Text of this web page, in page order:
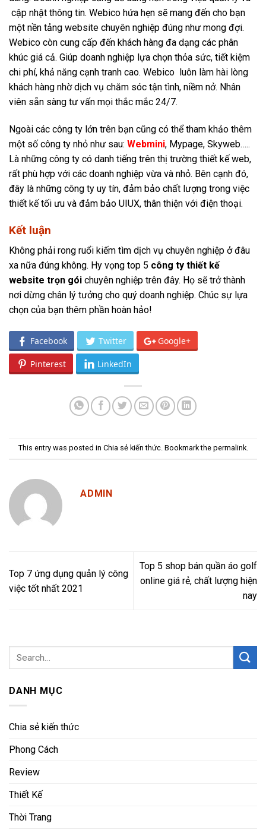
cập nhật thông tin. Webico hứa hẹn sẽ mang đến cho bạn
một nền tảng website chuyên nghiệp đúng như mong đợi.
Webico còn cung cấp đến khách hàng đa dạng các phân
khúc giá cả. Giúp doanh nghiệp lựa chọn thỏa sức, tiết kiệm
chi phí, khả năng cạnh tranh cao. Webico luôn làm hài lòng
khách hàng nhờ dịch vụ chăm sóc tận tình, niềm nở. Nhân
viên sẵn sàng tư vấn mọi thắc mắc 24/7.
Ngoài các công ty lớn trên bạn cũng có thể tham khảo thêm
một số công ty nhỏ như sau: Webmini, Mypage, Skyweb…..
Là những công ty có danh tiếng trên thị trường thiết kế web,
rất phù hợp với các doanh nghiệp vừa và nhỏ. Bên cạnh đó,
đây là những công ty uy tín, đảm bảo chất lượng trong việc
thiết kế tối ưu và đảm bảo UIUX, thân thiện với điện thoại.
Kết luận
Không phải rong ruổi kiếm tìm dịch vụ chuyên nghiệp ở đâu
xa nữa đúng không. Hy vọng top 5 công ty thiết kế
website trọn gói chuyên nghiệp trên đây. Họ sẽ trở thành
nơi dừng chân lý tưởng cho quý doanh nghiệp. Chúc sự lựa
chọn của bạn thêm phần hoàn hảo!
Facebook Twitter Google+
Pinterest LinkedIn
This entry was posted in Chia sẻ kiến thức. Bookmark the permalink.
ADMIN
Top 7 ứng dụng quản lý công
việc tốt nhất 2021
Top 5 shop bán quần áo golf
online giá rẻ, chất lượng hiện
nay
DANH MỤC
Chia sẻ kiến thức
Phong Cách
Review
Thiết Kế
Thời Trang